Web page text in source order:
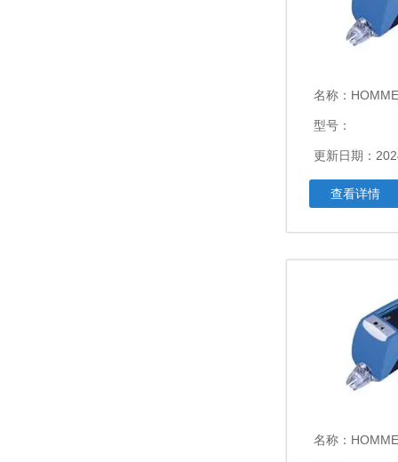
名称：
型号：
更新日期：
查看详情
名称：